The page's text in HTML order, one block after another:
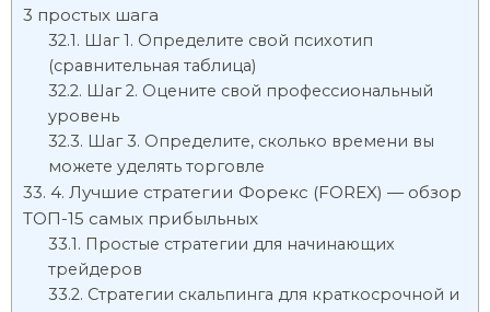
3 простых шага
Шаг 1. Определите свой психотип
(сравнительная таблица)
Шаг 2. Оцените свой профессиональный
уровень
Шаг 3. Определите, сколько времени вы
можете уделять торговле
4. Лучшие стратегии Форекс (FOREX) — обзор
ТОП-15 самых прибыльных
Простые стратегии для начинающих
трейдеров
Стратегии скальпинга для краткосрочной и